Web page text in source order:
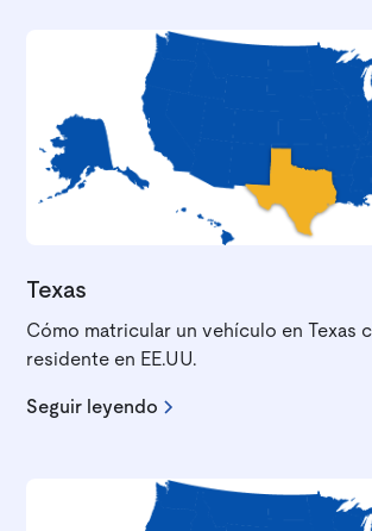
Texas
Cómo matricular un vehículo en Texas
residente en EE.UU.
Seguir leyendo